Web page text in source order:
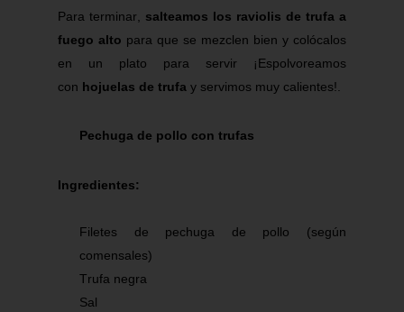
Para terminar, salteamos los raviolis de trufa a
fuego alto para que se mezclen bien y colócalos
en un plato para servir ¡Espolvoreamos
con hojuelas de trufa y servimos muy calientes!.
Pechuga de pollo con trufas
Ingredientes:
Filetes de pechuga de pollo (según
comensales)
Trufa negra
Sal